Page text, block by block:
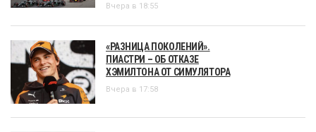
Вчера в 18:55
«РАЗНИЦА ПОКОЛЕНИЙ».
ПИАСТРИ – ОБ ОТКАЗЕ
ХЭМИЛТОНА ОТ СИМУЛЯТОРА
Вчера в 17:58